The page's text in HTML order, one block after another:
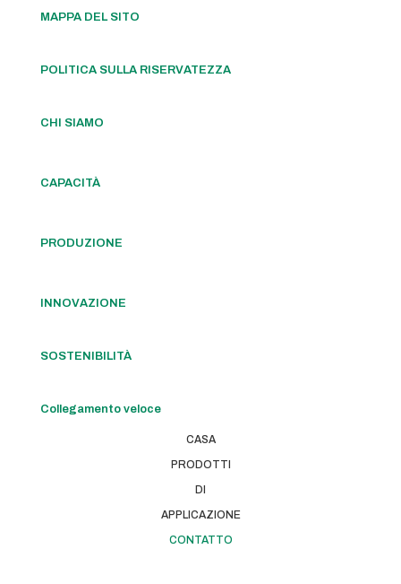
MAPPA DEL SITO
POLITICA SULLA RISERVATEZZA
CHI SIAMO
CAPACITÀ
PRODUZIONE
INNOVAZIONE
SOSTENIBILITÀ
Collegamento veloce
CASA
PRODOTTI
DI
APPLICAZIONE
CONTATTO